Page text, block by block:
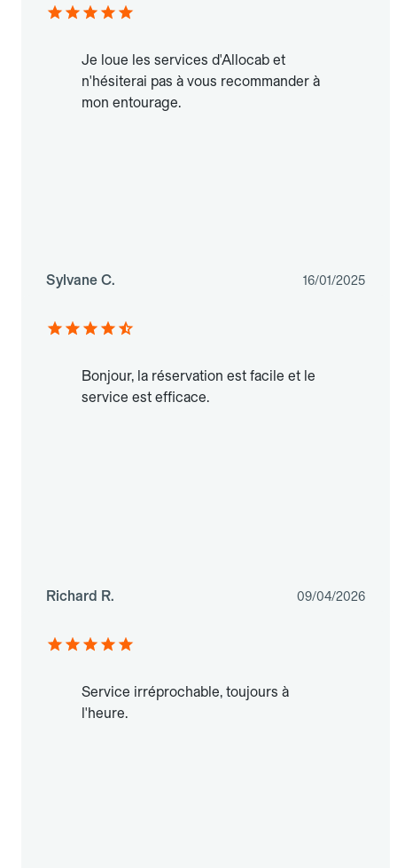
Je loue les services d'Allocab et
n'hésiterai pas à vous recommander à
mon entourage.
Sylvane C. 16/01/2025
Bonjour, la réservation est facile et le
service est efficace.
Richard R. 09/04/2026
Service irréprochable, toujours à
l'heure.